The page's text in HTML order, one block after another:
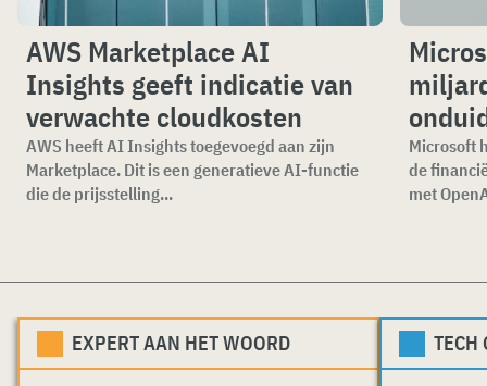
AWS Marketplace AI
Insights geeft indicatie van
verwachte cloudkosten
AWS heeft AI Insights toegevoegd aan zijn
Marketplace. Dit is een generatieve AI-functie
die de prijsstelling...
Microsoft
de
met
EXPERT AAN HET WOORD TECH